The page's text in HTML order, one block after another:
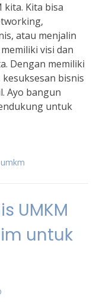
kita. Kita bisa
atau menjalin
visi dan
Dengan memiliki
bisnis
Ayo bangun
untuk
UMKM
untuk